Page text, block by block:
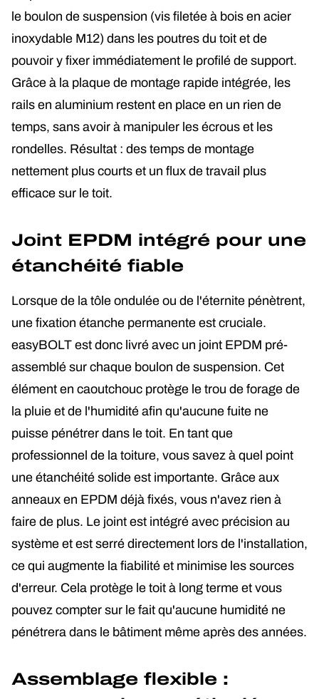
le boulon de suspension (vis filetée à bois en acier
inoxydable M12) dans les poutres du toit et de
pouvoir y fixer immédiatement le profilé de support.
Grâce à la plaque de montage rapide intégrée, les
rails en aluminium restent en place en un rien de
temps, sans avoir à manipuler les écrous et les
rondelles. Résultat : des temps de montage
nettement plus courts et un flux de travail plus
efficace sur le toit.
Joint EPDM intégré pour une
étanchéité fiable
Lorsque de la tôle ondulée ou de l'éternite pénètrent,
une fixation étanche permanente est cruciale.
easyBOLT est donc livré avec un joint EPDM pré-
assemblé sur chaque boulon de suspension. Cet
élément en caoutchouc protège le trou de forage de
la pluie et de l'humidité afin qu'aucune fuite ne
puisse pénétrer dans le toit. En tant que
professionnel de la toiture, vous savez à quel point
une étanchéité solide est importante. Grâce aux
anneaux en EPDM déjà fixés, vous n'avez rien à
faire de plus. Le joint est intégré avec précision au
système et est serré directement lors de l'installation,
ce qui augmente la fiabilité et minimise les sources
d'erreur. Cela protège le toit à long terme et vous
pouvez compter sur le fait qu'aucune humidité ne
pénétrera dans le bâtiment même après des années.
Assemblage flexible :